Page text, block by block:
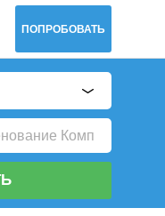
ПОПРОБОВАТЬ